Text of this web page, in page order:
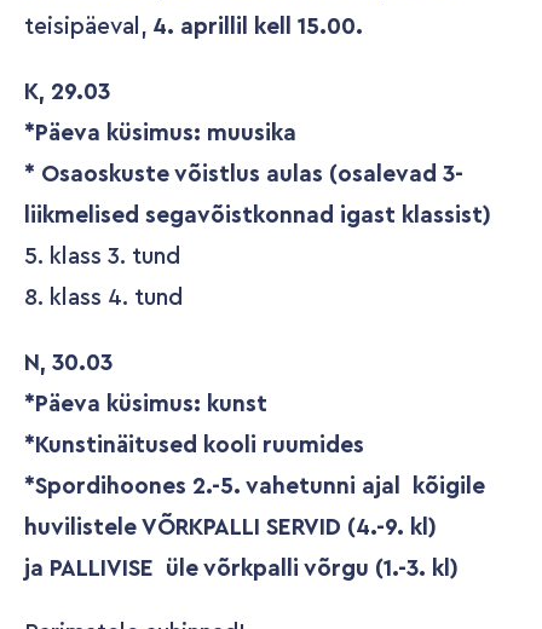
teisipäeval, 4. aprillil kell 15.00.
K, 29.03
*Päeva küsimus: muusika
* Osaoskuste võistlus aulas (osalevad 3-
liikmelised segavõistkonnad igast klassist)
5. klass 3. tund
8. klass 4. tund
N, 30.03
*Päeva küsimus: kunst
*Kunstinäitused kooli ruumides
*Spordihoones 2.-5. vahetunni ajal kõigile
huvilistele VÕRKPALLI SERVID (4.-9. kl)
ja PALLIVISE üle võrkpalli võrgu (1.-3. kl)